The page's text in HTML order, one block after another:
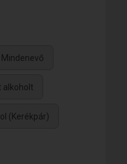
Mindenevő
alkoholt
(Kerékpár)